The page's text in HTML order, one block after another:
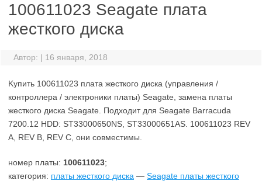
100611023 Seagate плата
жесткого диска
Автор: | 16 января, 2018
Kупить 100611023 плата жесткого диска (управления /
контроллера / электроники платы) Seagate, замена платы
жесткого диска Seagate. Подходит для Seagate Barracuda
7200.12 HDD: ST33000650NS, ST33000651AS. 100611023 REV
A, REV B, REV C, они совместимы.
номер платы: 100611023;
категория: платы жесткого диска — Seagate платы жесткого